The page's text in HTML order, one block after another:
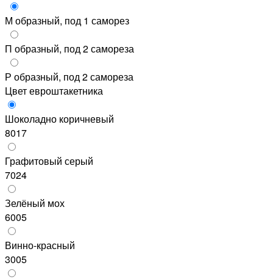
М образный, под 1 саморез
П образный, под 2 самореза
Р образный, под 2 самореза
Цвет евроштакетника
Шоколадно коричневый
8017
Графитовый серый
7024
Зелёный мох
6005
Винно-красный
3005